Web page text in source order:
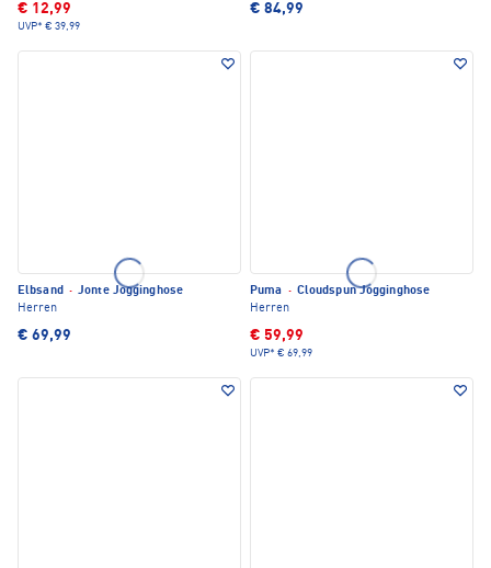
€ 12,99
UVP* € 39,99
€ 84,99
Elbsand · Jonte Jogginghose
Herren
€ 69,99
Puma · Cloudspun Jogginghose
Herren
€ 59,99
UVP* € 69,99